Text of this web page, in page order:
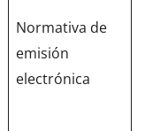
Normativa de
emisión
electrónica